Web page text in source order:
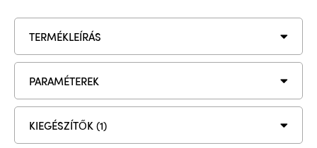
TERMÉKLEÍRÁS
PARAMÉTEREK
KIEGÉSZÍTŐK (1)